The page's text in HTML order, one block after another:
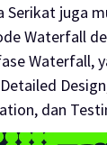
Serikat juga
Waterfall
Waterfall,
dan